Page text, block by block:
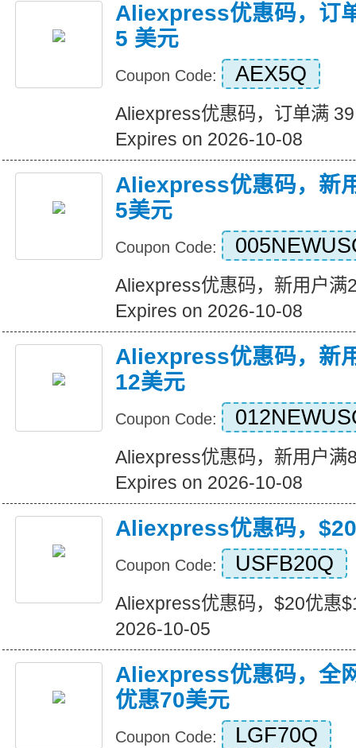
Aliexpress优惠码，订
5 美元
Coupon Code: AEX5Q
Aliexpress优惠码，订单满
Expires on 2026-10-08
Aliexpress优惠码，新
5美元
Coupon Code:
Aliexpress优惠码，新用户满
Expires on 2026-10-08
Aliexpress优惠码，新
12美元
Coupon Code:
Aliexpress优惠码，新用户满
Expires on 2026-10-08
Aliexpress优惠码，
Coupon Code: USFB20Q
Aliexpress优惠码，$20优惠
2026-10-05
Aliexpress优惠码，全
优惠70美元
Coupon Code: LGF70Q